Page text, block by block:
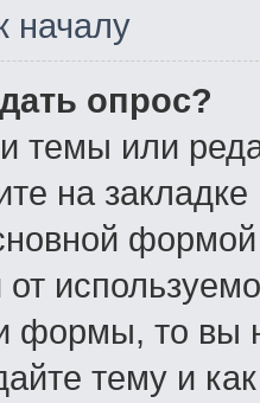
началу
опрос?
темы или
на
от
формы, то вы
тему и